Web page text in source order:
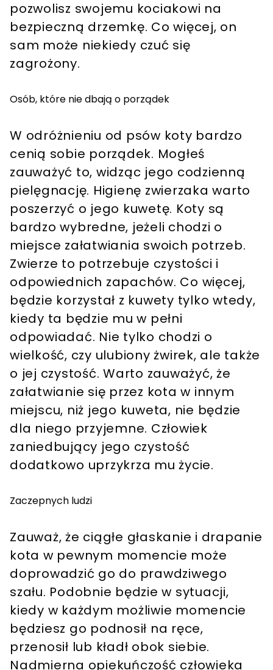
pozwolisz swojemu kociakowi na
bezpieczną drzemkę. Co więcej, on
sam może niekiedy czuć się
zagrożony.
Osób, które nie dbają o porządek
W odróżnieniu od psów koty bardzo
cenią sobie porządek. Mogłeś
zauważyć to, widząc jego codzienną
pielęgnację. Higienę zwierzaka warto
poszerzyć o jego kuwetę. Koty są
bardzo wybredne, jeżeli chodzi o
miejsce załatwiania swoich potrzeb.
Zwierze to potrzebuje czystości i
odpowiednich zapachów. Co więcej,
będzie korzystał z kuwety tylko wtedy,
kiedy ta będzie mu w pełni
odpowiadać. Nie tylko chodzi o
wielkość, czy ulubiony żwirek, ale także
o jej czystość. Warto zauważyć, że
załatwianie się przez kota w innym
miejscu, niż jego kuweta, nie będzie
dla niego przyjemne. Człowiek
zaniedbujący jego czystość
dodatkowo uprzykrza mu życie.
Zaczepnych ludzi
Zauważ, że ciągłe głaskanie i drapanie
kota w pewnym momencie może
doprowadzić go do prawdziwego
szału. Podobnie będzie w sytuacji,
kiedy w każdym możliwie momencie
będziesz go podnosił na ręce,
przenosił lub kładł obok siebie.
Nadmierna opiekuńczość człowieka